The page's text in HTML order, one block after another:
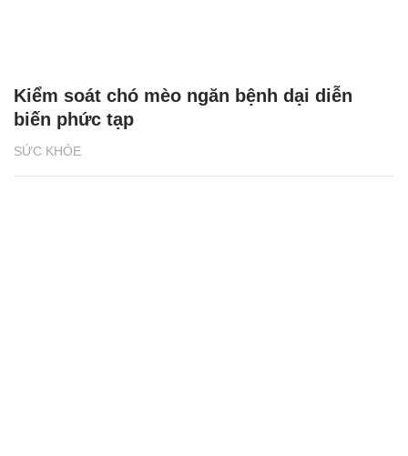
SỨC KHỎE
Kiểm soát chó mèo ngăn bệnh dại diễn
biến phức tạp